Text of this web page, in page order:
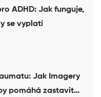
ADHD: Jak funguje,
se vyplatí
Jak Imagery
pomáhá zastavit